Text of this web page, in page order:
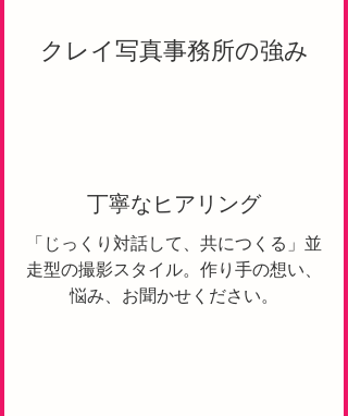
​クレイ写真事務所の強み
​丁寧なヒアリング
「じっくり対話して、共につくる」並
走型の撮影スタイル。作り手の想い、
悩み、お聞かせください。